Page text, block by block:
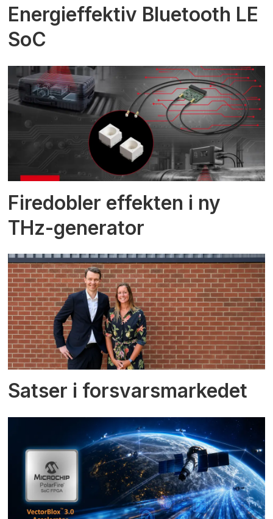
Energieffektiv Bluetooth LE
SoC
Firedobler effekten i ny
THz-generator
Satser i forsvarsmarkedet